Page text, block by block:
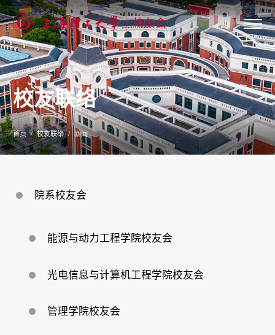
关
于
我
们
新
闻
公
告
校
友
校友联络
首页 校友联络 新闻
院系校友会
能源与动力工程学院校友会
光电信息与计算机工程学院校友会
管理学院校友会